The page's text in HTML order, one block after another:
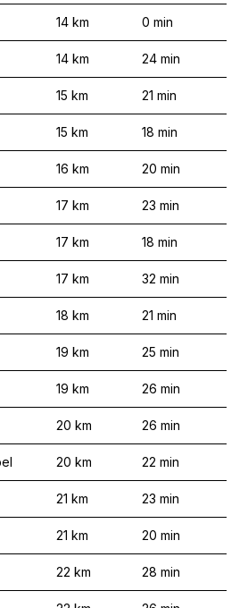
14 km 0 min
14 km 24 min
15 km 21 min
15 km 18 min
16 km 20 min
17 km 23 min
17 km 18 min
17 km 32 min
18 km 21 min
19 km 25 min
19 km 26 min
20 km 26 min
20 km 22 min
21 km 23 min
21 km 20 min
22 km 28 min